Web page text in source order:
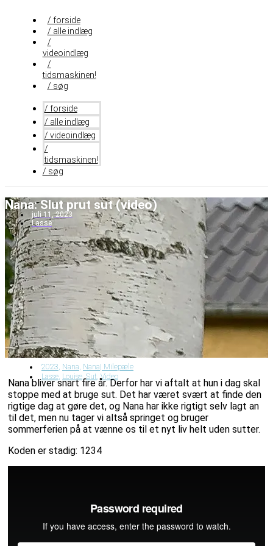
indhold
/ forside
/ alle indlæg
/
videoindlæg
/
tidsmaskinen!
/ søg
/ forside
/ alle indlæg
/ videoindlæg
/
tidsmaskinen!
/ søg
Nana: Slut prut sut (video)
juli 11, 2023
Lasse
2023, Nana, Nana| Milepæle
Lasse, Louise,Sut,Video
Nana bliver snart fire år. Derfor har vi aftalt at hun i dag skal
stoppe med at bruge sut. Det har været svært at finde den
rigtige dag at gøre det, og Nana har ikke rigtigt selv lagt an
til det, men nu tager vi altså springet og bruger
sommerferien på at vænne os til et nyt liv helt uden sutter.
Koden er stadig: 1234